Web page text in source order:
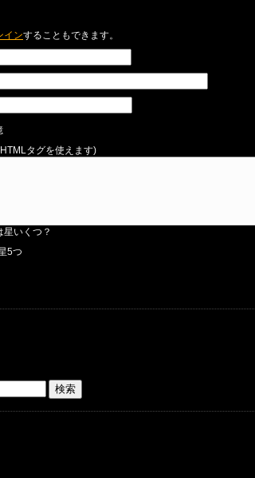
インすることもできます。
タグを使えます)
星いくつ？
5つ